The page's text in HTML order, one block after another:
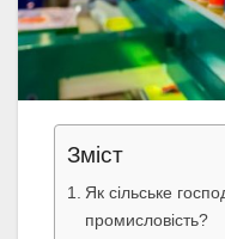
Зміст
Як сільське
промисловість?